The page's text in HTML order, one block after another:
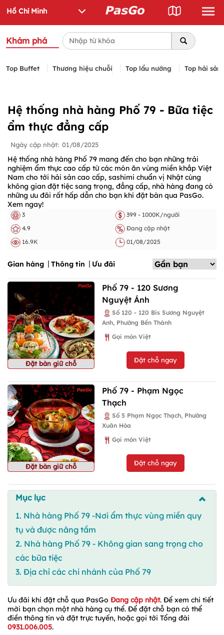
Khám phá
Top Buffet Thương hiệu chuỗi Top lẩu nướng Top hải sản
Hệ thống nhà hàng Phố 79 - Bữa tiệc
ẩm thực đẳng cấp
Ngày cập nhật: 01/08/2025
Hệ thống nhà hàng Phố 79 mang đến cho bạn những trải
nghiệm ẩm thực cao cấp từ các món ăn vùng miền khắp Việt
Nam cho tới hải sản cao cấp, sashimi chuẩn vị Nhật cùng
không gian đặt tiệc sang trọng, đẳng cấp, nhà hàng đang có
những ưu đãi rất hấp dẫn cho bạn khi đặt bàn qua PasGo.
Xem ngay!
3
399 - 1000K/người
4.9
Đang cập nhật
16.9K
01/08/2025
Gian hàng Thông tin Ưu đãi
Đặt bàn giữ chỗ
Phố 79 - 120 Sương
Nguyệt Ánh
Số 120 - 120 Bis Sương Nguyệt
Anh, Phường Bến Thành
Gọi món Việt
Đặt chỗ ngay
Đặt bàn giữ chỗ
Phố 79 - Phạm Ngọc
Thạch
Số 5 Phạm Ngọc Thạch, Phường
Xuân Hòa
Gọi món Việt
Đặt chỗ ngay
Mục lục
1. Nhà hàng Phố 79 -Nơi ẩm thực vùng miền quy
tụ và được nâng tầm
2. Nhà hàng Phố 79 - Không gian sang trọng cho
các bữa tiệc
3. Địa chỉ các chi nhánh của Phố 79
Ưu đãi khi đặt chỗ qua PasGo Đang cập nhật. Để xem chi tiết
mời bạn chọn một nhà hàng cụ thể. Để đặt chỗ bạn có thể
điền thông tin và đặt trực tuyến, hoặc gọi tới Tổng đài
0931.006.005.